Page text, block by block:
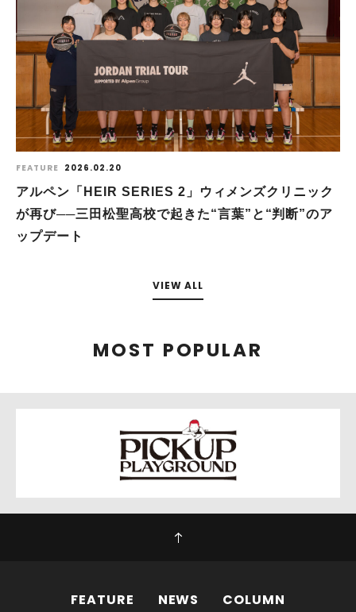
FEATURE 2026.02.20
アルペン「HEIR SERIES 2」ウィメンズクリニック
が再び──三田松聖高校で起きた“言葉”と“判断”のア
ップデート
VIEW ALL
MOST POPULAR
FEATURE NEWS COLUMN